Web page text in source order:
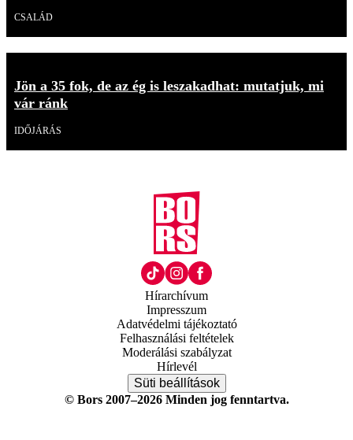
CSALÁD
Jön a 35 fok, de az ég is leszakadhat: mutatjuk, mi
vár ránk
IDŐJÁRÁS
Hírarchívum
Impresszum
Adatvédelmi tájékoztató
Felhasználási feltételek
Moderálási szabályzat
Hírlevél
Süti beállítások
© Bors 2007–2026 Minden jog fenntartva.